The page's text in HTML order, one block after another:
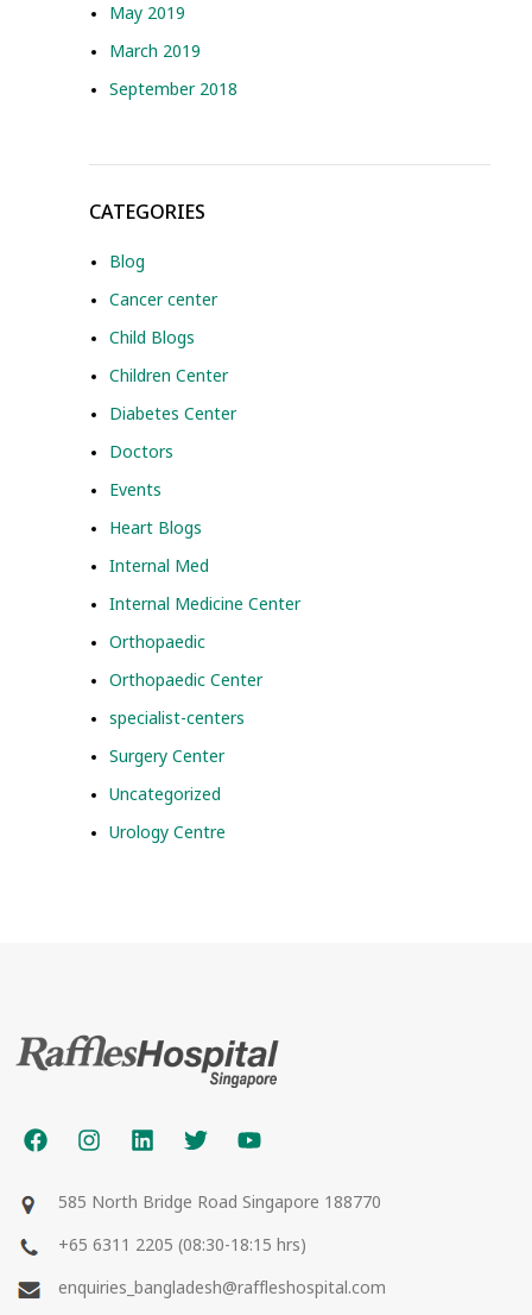
May 2019
March 2019
September 2018
CATEGORIES
Blog
Cancer center
Child Blogs
Children Center
Diabetes Center
Doctors
Events
Heart Blogs
Internal Med
Internal Medicine Center
Orthopaedic
Orthopaedic Center
specialist-centers
Surgery Center
Uncategorized
Urology Centre
585 North Bridge Road Singapore 188770
+65 6311 2205 (08:30-18:15 hrs)
enquiries_bangladesh@raffleshospital.com